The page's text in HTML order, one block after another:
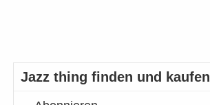
Jazz thing finden und kaufen